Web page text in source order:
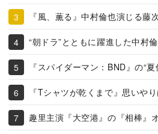
『風、薫る』中村倫也演じる藤
“朝ドラ”とともに躍進した中村
『スパイダーマン：BND』の“
『Tシャツが乾くまで』思いや
趣里主演『大空港』の『相棒』